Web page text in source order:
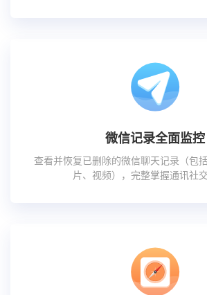
微信记录全面监控
查看并恢复已删除的微信聊天记录（包
片、视频），完整掌握通讯社交